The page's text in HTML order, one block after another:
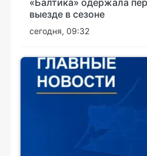
выезде в сезоне
сегодня, 09:32